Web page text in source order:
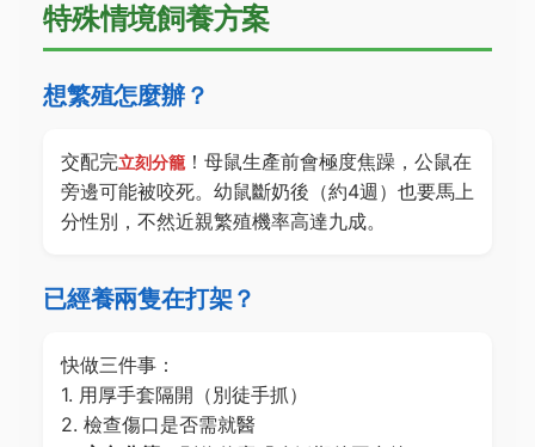
特殊情境飼養方案
想繁殖怎麼辦？
交配完立刻分籠 ！母鼠生產前會極度焦躁，公鼠在
旁邊可能被咬死。幼鼠斷奶後（約4週）也要馬上
分性別，不然近親繁殖機率高達九成。
已經養兩隻在打架？
快做三件事：
1. 用厚手套隔開（別徒手抓）
2. 檢查傷口是否需就醫